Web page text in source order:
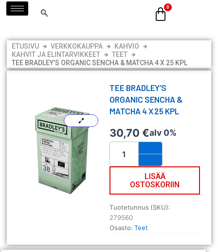
Siirry
sisältöön
ETUSIVU VERKKOKAUPPA
KAHVIO
KAHVIT JA ELINTARVIKKEET
TEET
TEE BRADLEY’S ORGANIC SENCHA & MATCHA 4 X 25 KPL
TEE BRADLEY’S
ORGANIC SENCHA &
MATCHA 4 X 25 KPL
30,70€alv 0%
Tee
Bradley's
Organic
Matcha
4
x
25
määrä
LISÄÄ
OSTOSKORIIN
Tuotetunnus (SKU):
279560
Osasto:Teet